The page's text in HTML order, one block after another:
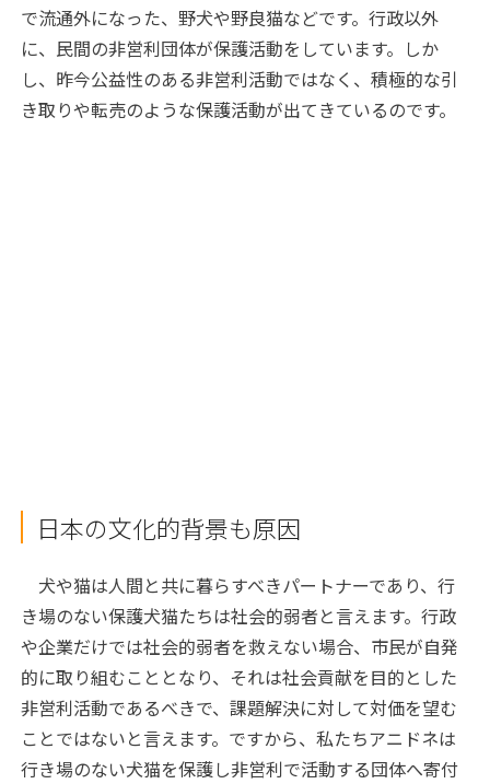
で流通外になった、野犬や野良猫などです。行政以外
に、民間の非営利団体が保護活動をしています。しか
し、昨今公益性のある非営利活動ではなく、積極的な引
き取りや転売のような保護活動が出てきているのです。
日本の文化的背景も原因
犬や猫は人間と共に暮らすべきパートナーであり、行
き場のない保護犬猫たちは社会的弱者と言えます。行政
や企業だけでは社会的弱者を救えない場合、市民が自発
的に取り組むこととなり、それは社会貢献を目的とした
非営利活動であるべきで、課題解決に対して対価を望む
ことではないと言えます。ですから、私たちアニドネは
行き場のない犬猫を保護し非営利で活動する団体へ寄付